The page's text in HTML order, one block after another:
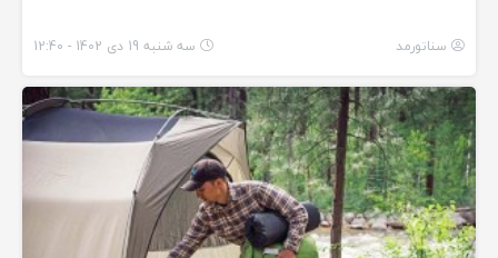
سناتورمد سه شنبه 19 دی 1402 - 12:40